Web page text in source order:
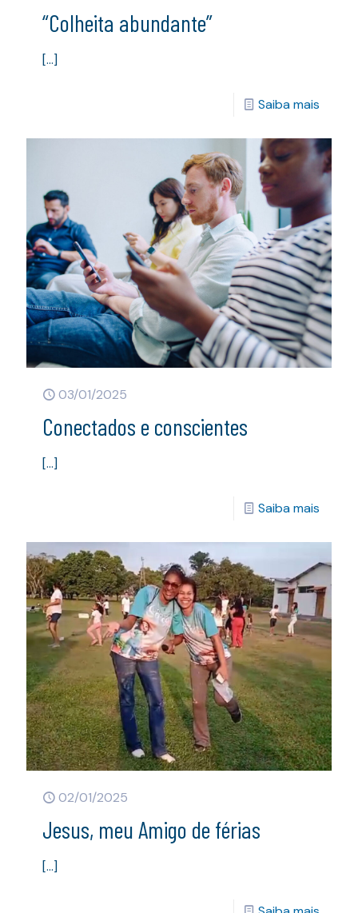
“Colheita abundante”
[…]
Saiba mais
03/01/2025
Conectados e conscientes
[…]
Saiba mais
02/01/2025
Jesus, meu Amigo de férias
[…]